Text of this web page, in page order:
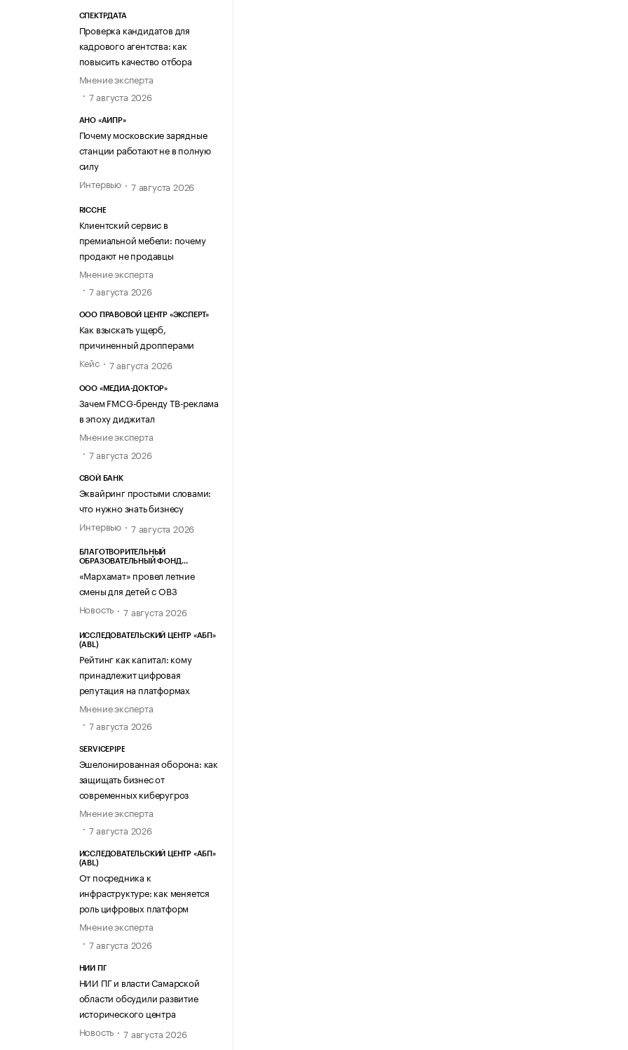
СПЕКТРДАТА
Проверка кандидатов для
кадрового агентства: как
повысить качество отбора
Мнение эксперта
7 августа 2026
АНО «АИПР»
Почему московские зарядные
станции работают не в полную
силу
Интервью
7 августа 2026
RICCHE
Клиентский сервис в
премиальной мебели: почему
продают не продавцы
Мнение эксперта
7 августа 2026
ООО ПРАВОВОЙ ЦЕНТР «ЭКСПЕРТ»
Как взыскать ущерб,
причиненный дропперами
Кейс
7 августа 2026
ООО «МЕДИА-ДОКТОР»
Зачем FMCG-бренду ТВ-реклама
в эпоху диджитал
Мнение эксперта
7 августа 2026
СВОЙ БАНК
Эквайринг простыми словами:
что нужно знать бизнесу
Интервью
7 августа 2026
БЛАГОТВОРИТЕЛЬНЫЙ
ОБРАЗОВАТЕЛЬНЫЙ ФОНД
«Мархамат» провел летние
смены для детей с ОВЗ
Новость
7 августа 2026
ИССЛЕДОВАТЕЛЬСКИЙ ЦЕНТР «АБП»
(ABL)
Рейтинг как капитал: кому
принадлежит цифровая
репутация на платформах
Мнение эксперта
7 августа 2026
SERVICEPIPE
Эшелонированная оборона: как
защищать бизнес от
современных киберугроз
Мнение эксперта
7 августа 2026
ИССЛЕДОВАТЕЛЬСКИЙ ЦЕНТР «АБП»
(ABL)
От посредника к
инфраструктуре: как меняется
роль цифровых платформ
Мнение эксперта
7 августа 2026
НИИ ПГ
НИИ ПГ и власти Самарской
области обсудили развитие
исторического центра
Новость
7 августа 2026